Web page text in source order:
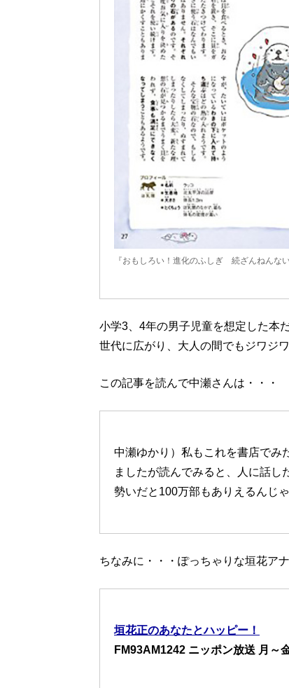
『おもしろい！進化のふしぎ 続ざんねんな
小学3、4年の男子児童を想定した本
世代に広がり、大人の間でもジワジ
この記事を読んで中瀬さんは・・・
中瀬ゆかり）私もこれを書店でみ
ましたが読んでみると、人に話
勢いだと100万部もありえるんじ
ちなみに・・・ぽっちゃりな垣花ア
垣花正のあなたとハッピー！
FM93AM1242 ニッポン放送 月～